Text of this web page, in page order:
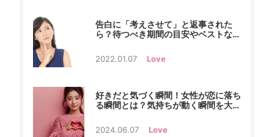
告白に「考えさせて」と返事された
ら？待つべき期間の目安やベストな対
2022.01.07 Love
好きだと気づく瞬間！女性が恋に落ち
る瞬間とは？気持ちが動く瞬間を大解
2024.06.07 Love